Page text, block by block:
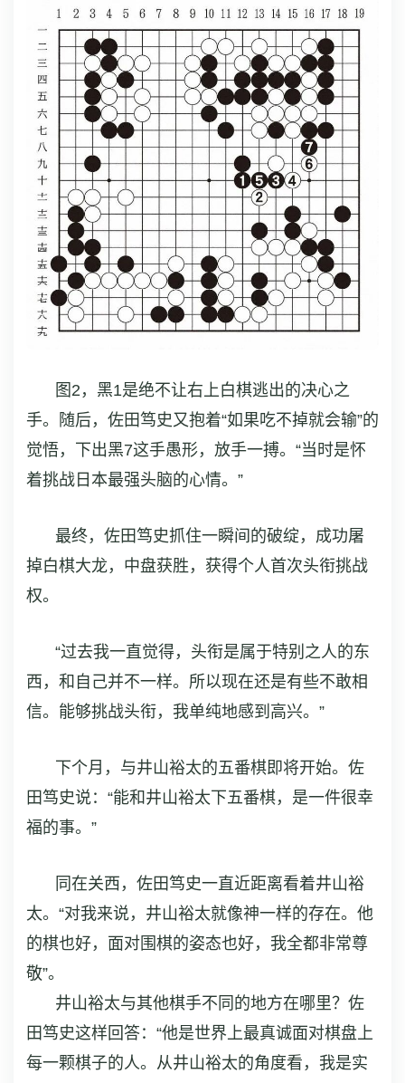
图2，黑1是绝不让右上白棋逃出的决心之
手。随后，佐田笃史又抱着“如果吃不掉就会输”的
觉悟，下出黑7这手愚形，放手一搏。“当时是怀
着挑战日本最强头脑的心情。”
最终，佐田笃史抓住一瞬间的破绽，成功屠
掉白棋大龙，中盘获胜，获得个人首次头衔挑战
权。
“过去我一直觉得，头衔是属于特别之人的东
西，和自己并不一样。所以现在还是有些不敢相
信。能够挑战头衔，我单纯地感到高兴。”
下个月，与井山裕太的五番棋即将开始。佐
田笃史说：“能和井山裕太下五番棋，是一件很幸
福的事。”
同在关西，佐田笃史一直近距离看着井山裕
太。“对我来说，井山裕太就像神一样的存在。他
的棋也好，面对围棋的姿态也好，我全都非常尊
敬”。
井山裕太与其他棋手不同的地方在哪里？佐
田笃史这样回答：“他是世界上最真诚面对棋盘上
每一颗棋子的人。从井山裕太的角度看，我是实